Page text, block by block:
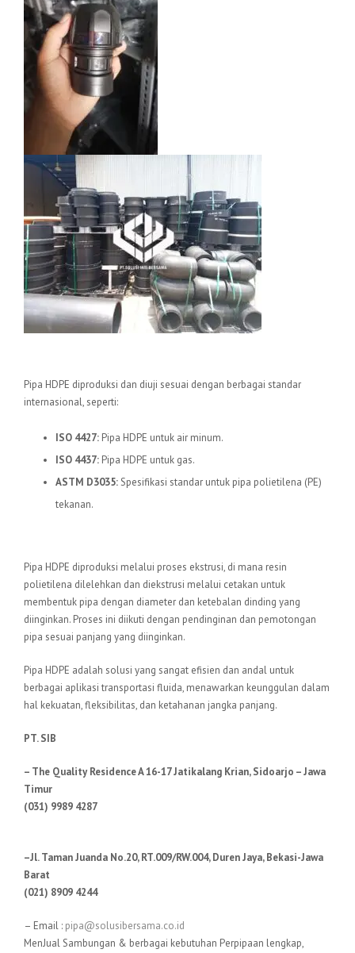
Pipa HDPE diproduksi dan diuji sesuai dengan berbagai standar
internasional, seperti:
ISO 4427: Pipa HDPE untuk air minum.
ISO 4437: Pipa HDPE untuk gas.
ASTM D3035:Spesifikasi standar untuk pipa polietilena (PE)
tekanan.
Pipa HDPE diproduksi melalui proses ekstrusi, di mana resin
polietilena dilelehkan dan diekstrusi melalui cetakan untuk
membentuk pipa dengan diameter dan ketebalan dinding yang
diinginkan. Proses ini diikuti dengan pendinginan dan pemotongan
pipa sesuai panjang yang diinginkan.
Pipa HDPE adalah solusi yang sangat efisien dan andal untuk
berbagai aplikasi transportasi fluida, menawarkan keunggulan dalam
hal kekuatan, fleksibilitas, dan ketahanan jangka panjang.
PT. SIB
– The Quality Residence A 16-17 Jatikalang Krian, Sidoarjo – Jawa
Timur
(031) 9989 4287
–Jl. Taman Juanda No.20, RT.009/RW.004, Duren Jaya, Bekasi-Jawa
Barat
(021) 8909 4244
– Email : pipa@solusibersama.co.id
MenJual Sambungan & berbagai kebutuhan Perpipaan lengkap,